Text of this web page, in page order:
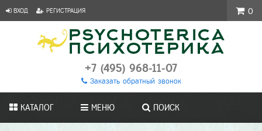
ВХОД РЕГИСТРАЦИЯ
+7 (495) 968-11-07
Заказать обратный звонок
КАТАЛОГ МЕНЮ ПОИСК
0